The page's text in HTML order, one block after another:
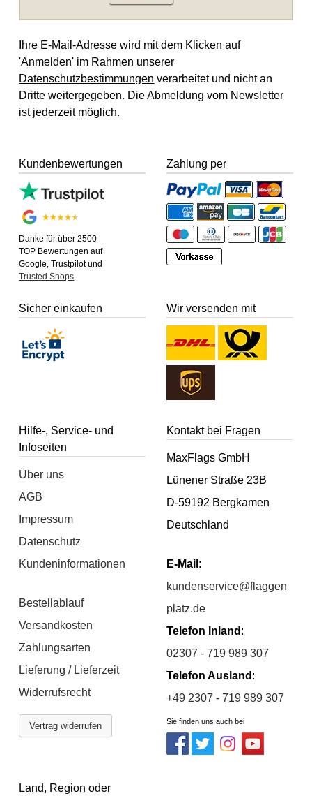
Ihre E-Mail-Adresse wird mit dem Klicken auf
'Anmelden' im Rahmen unserer
Datenschutzbestimmungen verarbeitet und nicht an
Dritte weitergegeben. Die Abmeldung vom Newsletter
ist jederzeit möglich.
Kundenbewertungen
Danke für über 2500
TOP Bewertungen auf
Google, Trustpilot und
Trusted Shops.
Zahlung per
Sicher einkaufen Wir versenden mit
Hilfe-, Service- und
Infoseiten
Über uns
AGB
Impressum
Datenschutz
Kundeninformationen
Bestellablauf
Versandkosten
Zahlungsarten
Lieferung / Lieferzeit
Widerrufsrecht
Vertrag widerrufen
Kontakt bei Fragen
MaxFlags GmbH
Lünener Straße 23B
D-59192 Bergkamen
Deutschland
E-Mail :
kundenservice@flaggen
platz.de
Telefon Inland :
02307 - 719 989 307
Telefon Ausland :
+49 2307 - 719 989 307
Sie finden uns auch bei
Land, Region oder